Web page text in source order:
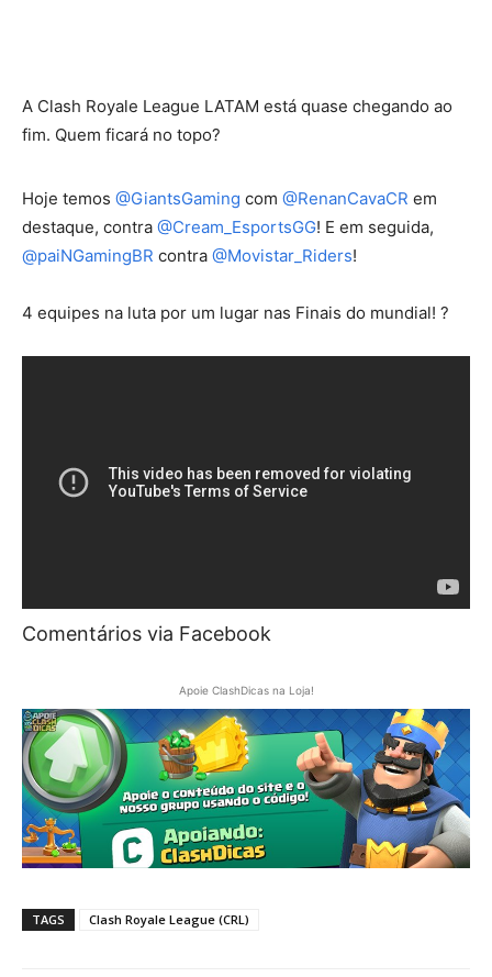
A Clash Royale League LATAM está quase chegando ao
fim. Quem ficará no topo?
Hoje temos @GiantsGaming com @RenanCavaCR em
destaque, contra @Cream_EsportsGG! E em seguida,
@paiNGamingBR contra @Movistar_Riders!
4 equipes na luta por um lugar nas Finais do mundial! ?
Comentários via Facebook
Apoie ClashDicas na Loja!
TAGS Clash Royale League (CRL)